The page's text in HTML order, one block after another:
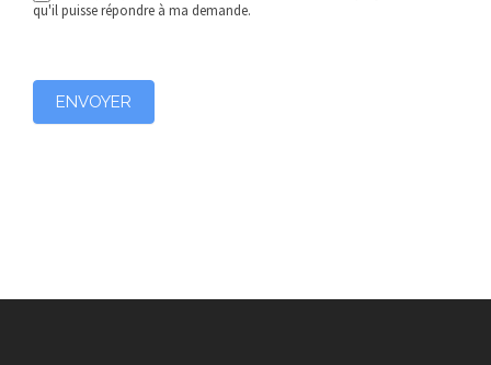
qu'il puisse répondre à ma demande.
ENVOYER